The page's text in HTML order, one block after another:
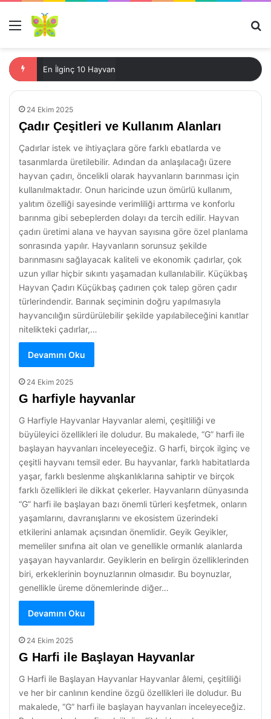
Menü
En İlginç 10 Hayvan
24 Ekim 2025
Çadır Çeşitleri ve Kullanım Alanları
Çadırlar istek ve ihtiyaçlara göre farklı ebatlarda ve
tasarımlarda üretilebilir. Adından da anlaşılacağı üzere
hayvan çadırı, öncelikli olarak hayvanların barınması için
kullanılmaktadır. Onun haricinde uzun ömürlü kullanım,
yalıtım özelliği sayesinde verimliliği arttırma ve konforlu
barınma gibi sebeplerden dolayı da tercih edilir. Hayvan
çadırı üretimi alana ve hayvan sayısına göre özel planlama
sonrasında yapılır. Hayvanların sorunsuz şekilde
barınmasını sağlayacak kaliteli ve ekonomik çadırlar, çok
uzun yıllar hiçbir sıkıntı yaşamadan kullanılabilir. Küçükbaş
Hayvan Çadırı Küçükbaş çadırıen çok talep gören çadır
türlerindendir. Barınak seçiminin doğru yapılmasıyla
hayvancılığın sürdürülebilir şekilde yapılabileceğini kanıtlar
nitelikteki çadırlar,…
Devamını Oku
24 Ekim 2025
G harfiyle hayvanlar
G Harfiyle Hayvanlar Hayvanlar alemi, çeşitliliği ve
büyüleyici özellikleri ile doludur. Bu makalede, “G” harfi ile
başlayan hayvanları inceleyeceğiz. G harfi, birçok ilginç ve
çeşitli hayvanı temsil eder. Bu hayvanlar, farklı habitatlarda
yaşar, farklı beslenme alışkanlıklarına sahiptir ve birçok
farklı özellikleri ile dikkat çekerler. Hayvanların dünyasında
“G” harfi ile başlayan bazı önemli türleri keşfetmek, onların
yaşamlarını, davranışlarını ve ekosistem üzerindeki
etkilerini anlamak açısından önemlidir. Geyik Geyikler,
memeliler sınıfına ait olan ve genellikle ormanlık alanlarda
yaşayan hayvanlardır. Geyiklerin en belirgin özelliklerinden
biri, erkeklerinin boynuzlarının olmasıdır. Bu boynuzlar,
genellikle üreme dönemlerinde diğer…
Devamını Oku
24 Ekim 2025
G Harfi ile Başlayan Hayvanlar
G Harfi ile Başlayan Hayvanlar Hayvanlar âlemi, çeşitliliği
ve her bir canlının kendine özgü özellikleri ile doludur. Bu
makalede, “G” harfi ile başlayan hayvanları inceleyeceğiz.